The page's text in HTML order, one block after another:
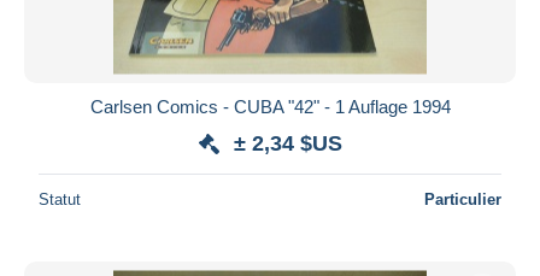
Carlsen Comics - CUBA "42" - 1 Auflage 1994
± 2,34 $US
Statut Particulier